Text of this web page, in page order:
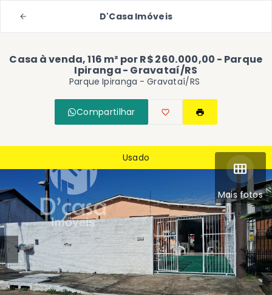
D'Casa Imóveis
Casa à venda, 116 m² por R$ 260.000,00 - Parque
Ipiranga - Gravataí/RS
Parque Ipiranga - Gravataí/RS
Compartilhar
Mais fotos
Usado